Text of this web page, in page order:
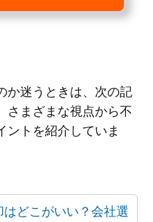
か迷うときは、次の記
さまざまな視点から不
ントを紹介していま
どこがいい？会社選